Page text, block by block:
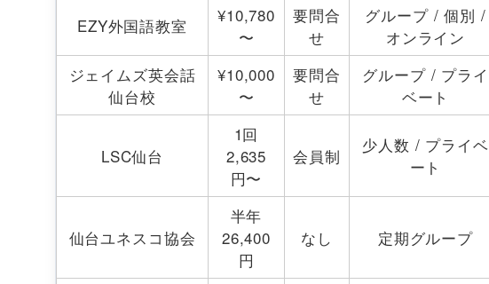
EZY外国語教室
¥10,780
〜
要問合
せ
グループ / 個別 /
オンライン
ジェイムズ英会話
仙台校
¥10,000
〜
要問合
せ
グループ / プライ
ベート
LSC仙台
1回
2,635
円〜
会員制
少人数 / プライベ
ート
仙台ユネスコ協会
半年
26,400
円
なし 定期グループ